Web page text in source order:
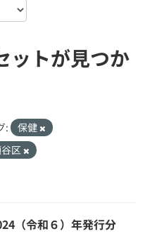
ットが見つか
:
保健
区
（令和６）年発行分